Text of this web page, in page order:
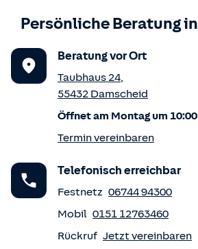
Persönliche Beratung in
Beratung vor Ort
Taubhaus 24,
55432 Damscheid
Öffnet am Montag um 10:00
Termin vereinbaren
Telefonisch erreichbar
Festnetz 06744 94300
Mobil 0151 12763460
Rückruf Jetzt vereinbaren